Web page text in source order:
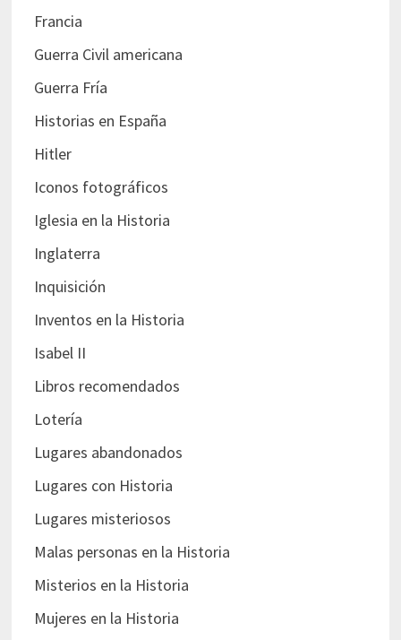
Francia
Guerra Civil americana
Guerra Fría
Historias en España
Hitler
Iconos fotográficos
Iglesia en la Historia
Inglaterra
Inquisición
Inventos en la Historia
Isabel II
Libros recomendados
Lotería
Lugares abandonados
Lugares con Historia
Lugares misteriosos
Malas personas en la Historia
Misterios en la Historia
Mujeres en la Historia